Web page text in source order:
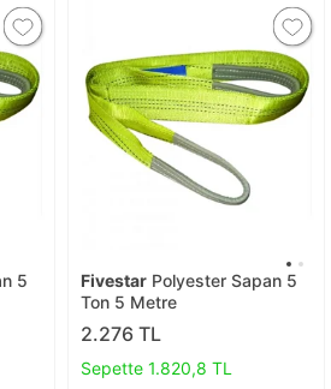
5
Fivestar Polyester Sapan 5
Ton 5 Metre
2.276 TL
Sepette 1.820,8 TL